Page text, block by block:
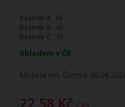
Skladem v ČR
Můžete mít: Čtvrtek 06.08.2026
22,58 Kč
Rozměr A:
Rozměr B:
40
Rozměr C:
19